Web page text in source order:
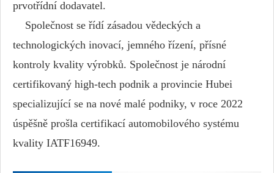
prvotřídní dodavatel.
Společnost se řídí zásadou vědeckých a
technologických inovací, jemného řízení, přísné
kontroly kvality výrobků. Společnost je národní
certifikovaný high-tech podnik a provincie Hubei
specializující se na nové malé podniky, v roce 2022
úspěšně prošla certifikací automobilového systému
kvality IATF16949.